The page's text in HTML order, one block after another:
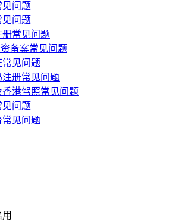
见问题
问题
常见问题
备案常见问题
见问题
册常见问题
香港驾照常见问题
问题
见问题